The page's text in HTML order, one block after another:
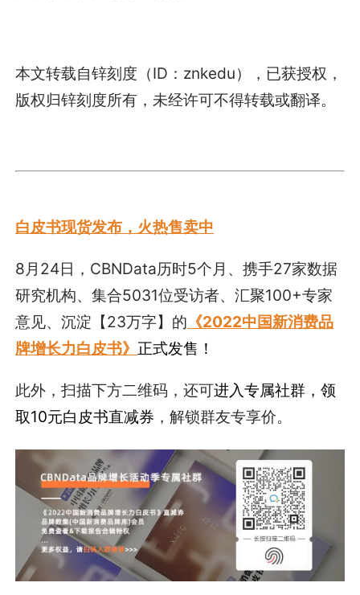
本文转载自锌刻度（ID：znkedu），已获授权，
版权归锌刻度所有，未经许可不得转载或翻译。
白皮书现货发布，火热售卖中
8月24日，CBNData历时5个月、携手27家数据
研究机构、集合5031位受访者、汇聚100+专家
意见、沉淀【23万字】的 《2022中国新消费品
牌增长力白皮书》 正式发售！
此外，扫描下方二维码，还可进入专属社群，领
取10元白皮书直减券 ，解锁群友专享价。